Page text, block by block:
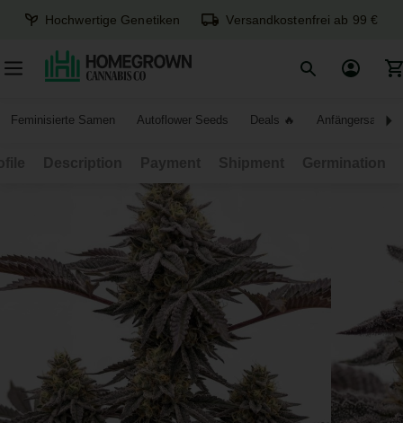
Hochwertige Genetiken Versandkostenfrei ab 99 €
Feminisierte Samen Autoflower Seeds Deals Anfängersamen